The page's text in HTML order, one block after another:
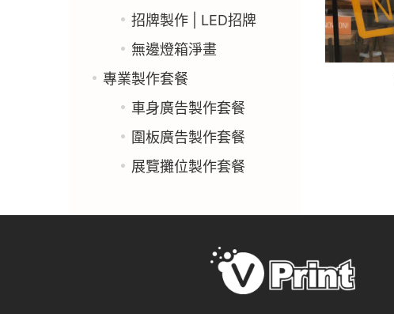
招牌製作 | LED招牌
無邊燈箱淨畫
專業製作套餐
車身廣告製作套餐
圍板廣告製作套餐
展覽攤位製作套餐